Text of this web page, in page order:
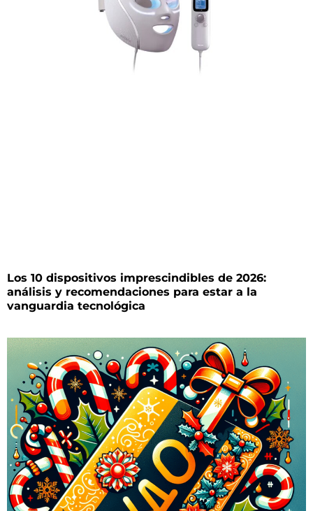
Los 10 dispositivos imprescindibles de 2026:
análisis y recomendaciones para estar a la
vanguardia tecnológica